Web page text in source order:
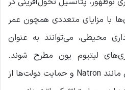
با مزایای متعددی همچون عمر
محیطی، می‌توانند به عنوان
لیتیوم یون مطرح شوند.
سرمایه‌گذاری شرکت‌های بزرگی مانند Natron و حمایت دولت‌ها از